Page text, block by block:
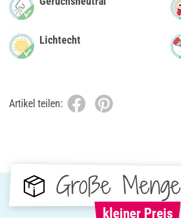
Lichtecht
Artikel teilen:
Große Menge
kleiner Preis